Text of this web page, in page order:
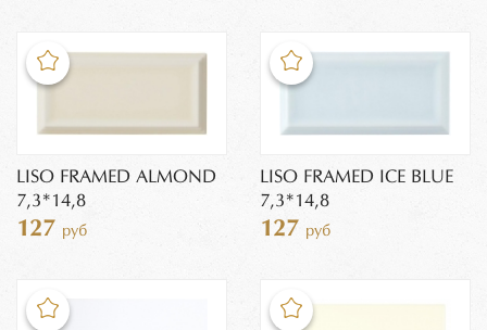
LISO FRAMED ALMOND
7,3*14,8
127 руб
LISO FRAMED ICE BLUE
7,3*14,8
127 руб